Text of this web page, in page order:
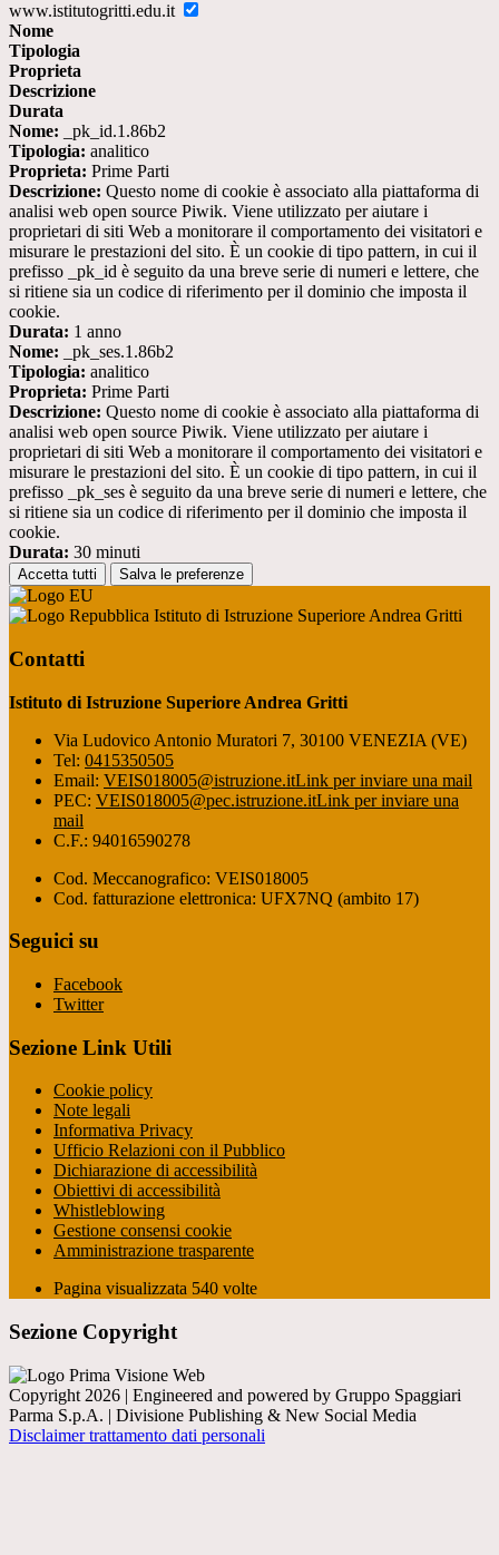
www.istitutogritti.edu.it
Nome
Tipologia
Proprieta
Descrizione
Durata
Nome: _pk_id.1.86b2
Tipologia: analitico
Proprieta: Prime Parti
Descrizione: Questo nome di cookie è associato alla piattaforma di
analisi web open source Piwik. Viene utilizzato per aiutare i
proprietari di siti Web a monitorare il comportamento dei visitatori e
misurare le prestazioni del sito. È un cookie di tipo pattern, in cui il
prefisso _pk_id è seguito da una breve serie di numeri e lettere, che
si ritiene sia un codice di riferimento per il dominio che imposta il
cookie.
Durata: 1 anno
Nome: _pk_ses.1.86b2
Tipologia: analitico
Proprieta: Prime Parti
Descrizione: Questo nome di cookie è associato alla piattaforma di
analisi web open source Piwik. Viene utilizzato per aiutare i
proprietari di siti Web a monitorare il comportamento dei visitatori e
misurare le prestazioni del sito. È un cookie di tipo pattern, in cui il
prefisso _pk_ses è seguito da una breve serie di numeri e lettere, che
si ritiene sia un codice di riferimento per il dominio che imposta il
cookie.
Durata: 30 minuti
Accetta tutti Salva le preferenze
Istituto di Istruzione Superiore Andrea Gritti
Contatti
Istituto di Istruzione Superiore Andrea Gritti
Via Ludovico Antonio Muratori 7, 30100 VENEZIA (VE)
Tel: 0415350505
Email: VEIS018005@istruzione.itLink per inviare una mail
PEC: VEIS018005@pec.istruzione.itLink per inviare una
mail
C.F.: 94016590278
Cod. Meccanografico: VEIS018005
Cod. fatturazione elettronica: UFX7NQ (ambito 17)
Seguici su
Facebook
Twitter
Sezione Link Utili
Cookie policy
Note legali
Informativa Privacy
Ufficio Relazioni con il Pubblico
Dichiarazione di accessibilità
Obiettivi di accessibilità
Whistleblowing
Gestione consensi cookie
Amministrazione trasparente
Pagina visualizzata 540 volte
Sezione Copyright
Copyright 2026 | Engineered and powered by Gruppo Spaggiari
Parma S.p.A. | Divisione Publishing & New Social Media
Disclaimer trattamento dati personali